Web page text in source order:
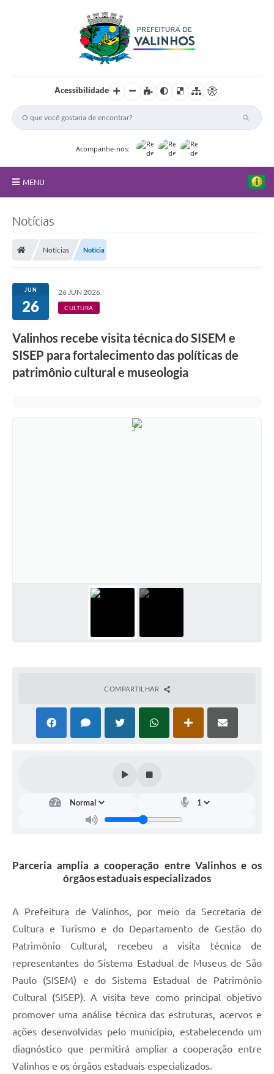
Acessibilidade
Acompanhe-nos:
MENU
Secretarias
Atos Oficiais
Transparência
Programa Famílias Fortes
Contratação de estagiário - estudante de Direito -
Contas Públicas
Enquete
Agenda
Contato
Notícias
Notícias Notícia
JUN
26
26 JUN 2026
CULTURA
Valinhos recebe visita técnica do SISEM e
SISEP para fortalecimento das políticas de
patrimônio cultural e museologia
COMPARTILHAR
Parceria amplia a cooperação entre Valinhos e os
órgãos estaduais especializados
A Prefeitura de Valinhos, por meio da Secretaria de
Cultura e Turismo e do Departamento de Gestão do
Patrimônio Cultural, recebeu a visita técnica de
representantes do Sistema Estadual de Museus de São
Paulo (SISEM) e do Sistema Estadual de Patrimônio
Cultural (SISEP). A visita teve como principal objetivo
promover uma análise técnica das estruturas, acervos e
ações desenvolvidas pelo município, estabelecendo um
diagnóstico que permitirá ampliar a cooperação entre
Valinhos e os órgãos estaduais especializados.